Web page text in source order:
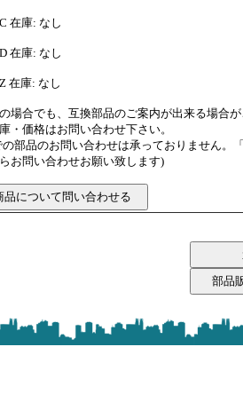
在庫: なし
在庫: なし
在庫: なし
場合でも、互換部品のご案内が出来る場合
・価格はお問い合わせ下さい。
部品のお問い合わせは承っておりません。
お問い合わせお願い致します)